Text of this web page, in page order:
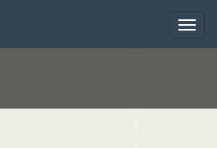
Toggle
Toggle